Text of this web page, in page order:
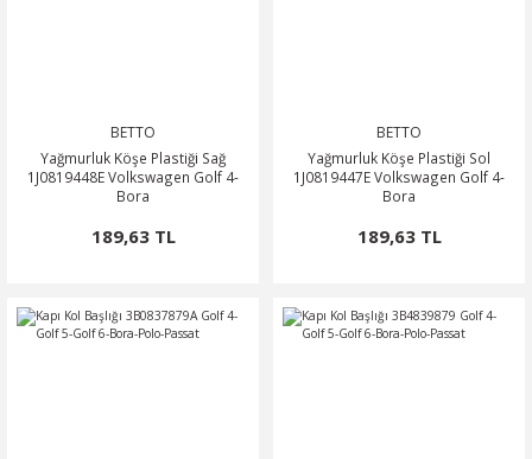
BETTO
Yağmurluk Köşe Plastiği Sağ
1J0819448E Volkswagen Golf 4-
Bora
189,63 TL
BETTO
Yağmurluk Köşe Plastiği Sol
1J0819447E Volkswagen Golf 4-
Bora
189,63 TL